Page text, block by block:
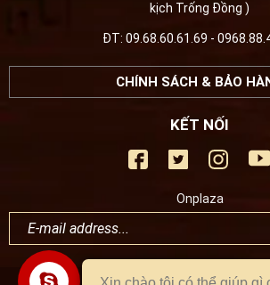
kịch Trống Đồng )
ĐT: 09.68.60.61.69 -
CHÍNH SÁCH & BẢO
KẾT NỐI
Onplaza